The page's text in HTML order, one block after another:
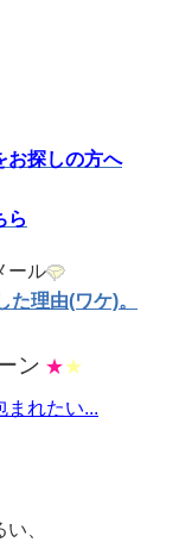
お探しの方へ
ら
ール
理由(ワケ)。
ン ★★
まれたい...
、